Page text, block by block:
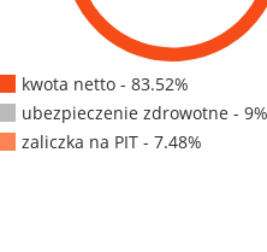
kwota netto - 83.52%
ubezpieczenie zdrowotne - 9%
zaliczka na PIT - 7.48%